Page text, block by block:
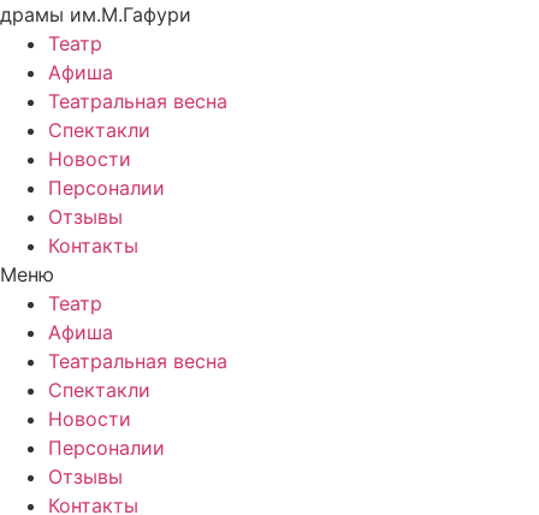
драмы им.М.Гафури
Театр
Афиша
Театральная весна
Спектакли
Новости
Персоналии
Отзывы
Контакты
Меню
Театр
Афиша
Театральная весна
Спектакли
Новости
Персоналии
Отзывы
Контакты